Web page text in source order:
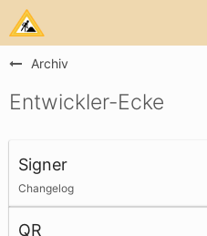
Archiv
Entwickler-Ecke
Signer
Changelog
QR